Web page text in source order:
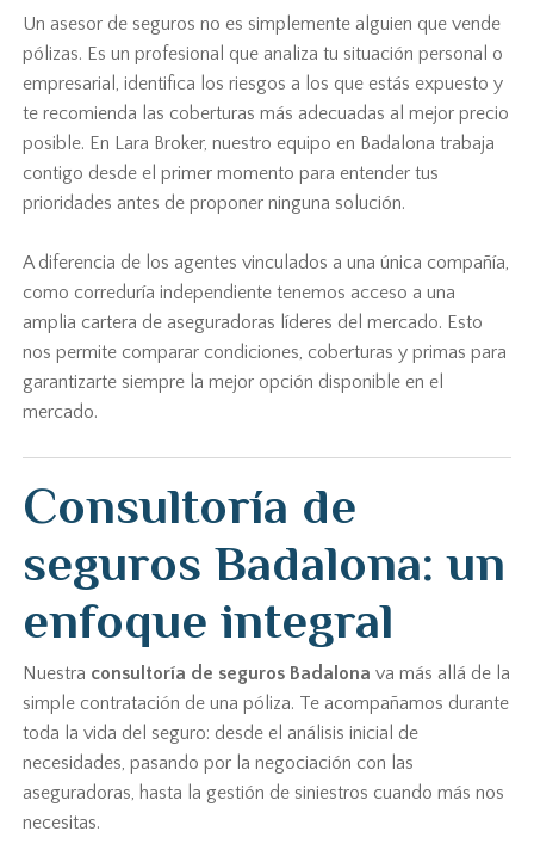
Un asesor de seguros no es simplemente alguien que vende
pólizas. Es un profesional que analiza tu situación personal o
empresarial, identifica los riesgos a los que estás expuesto y
te recomienda las coberturas más adecuadas al mejor precio
posible. En Lara Broker, nuestro equipo en Badalona trabaja
contigo desde el primer momento para entender tus
prioridades antes de proponer ninguna solución.
A diferencia de los agentes vinculados a una única compañía,
como correduría independiente tenemos acceso a una
amplia cartera de aseguradoras líderes del mercado. Esto
nos permite comparar condiciones, coberturas y primas para
garantizarte siempre la mejor opción disponible en el
mercado.
Consultoría de
seguros Badalona: un
enfoque integral
Nuestra consultoría de seguros Badalona va más allá de la
simple contratación de una póliza. Te acompañamos durante
toda la vida del seguro: desde el análisis inicial de
necesidades, pasando por la negociación con las
aseguradoras, hasta la gestión de siniestros cuando más nos
necesitas.